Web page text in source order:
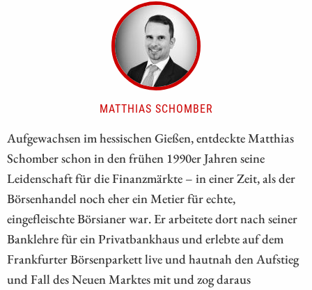
MATTHIAS SCHOMBER
Aufgewachsen im hessischen Gießen, entdeckte Matthias
Schomber schon in den frühen 1990er Jahren seine
Leidenschaft für die Finanzmärkte – in einer Zeit, als der
Börsenhandel noch eher ein Metier für echte,
eingefleischte Börsianer war. Er arbeitete dort nach seiner
Banklehre für ein Privatbankhaus und erlebte auf dem
Frankfurter Börsenparkett live und hautnah den Aufstieg
und Fall des Neuen Marktes mit und zog daraus